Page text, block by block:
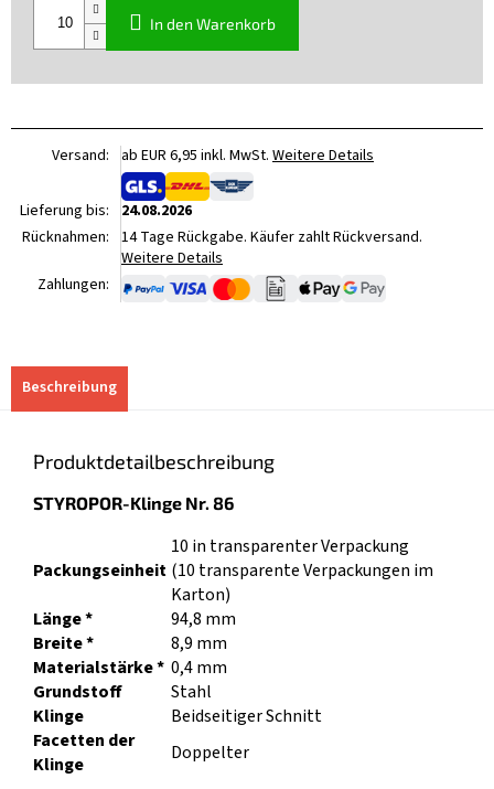
In den Warenkorb
Versand: ab EUR 6,95 inkl. MwSt. Weitere Details
Lieferung bis:
24.08.2026
Rücknahmen: 14 Tage Rückgabe. Käufer zahlt Rückversand.
Weitere Details
Zahlungen:
Beschreibung
Produktdetailbeschreibung
STYROPOR-Klinge Nr. 86
Packungseinheit
10 in transparenter Verpackung
(10 transparente Verpackungen im
Karton)
Länge *
94,8 mm
Breite *
8,9 mm
Materialstärke * 0,4 mm
Grundstoff
Stahl
Klinge
Beidseitiger Schnitt
Facetten der
Klinge
Doppelter